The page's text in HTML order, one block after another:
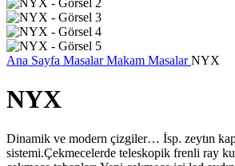
Ana Sayfa MasalarMakam MasalarNYX
NYX
Dinamik ve modern çizgiler… İsp. zeytın
sistemi.Çekmecelerde teleskopik frenli ray